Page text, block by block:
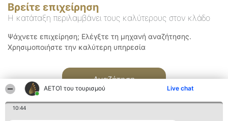
ΑΕΤΟΊ του τουρισμού Live chat
10:44
Βρείτε επιχείρηση
Η κατάταξη περιλαμβάνει τους καλύτερους στον κλάδο
Ψάχνετε επιχείρηση; Ελέγξτε τη μηχανή αναζήτησης.
Χρησιμοποιήστε την καλύτερη υπηρεσία
Αναζήτηση